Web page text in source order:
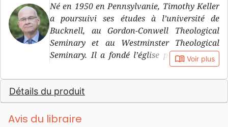
Né en 1950 en Pennsylvanie, Timothy Keller
a poursuivi ses études à l’université de
Bucknell, au Gordon-Conwell Theological
Seminary et au Westminster Theological
Seminary. Il a fondé l’église presbytérienne
du Rédempteur (Redeemer Presbyterian
Church) à Manhattan.
book_open Voir plus
Détails du produit
Avis du libraire